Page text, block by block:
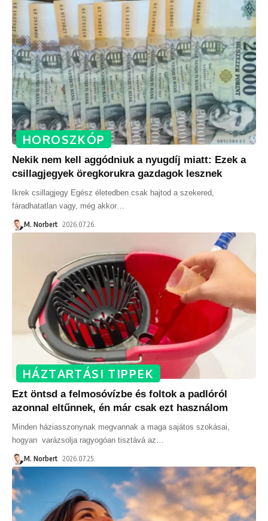
HOROSZKÓP
Nekik nem kell aggódniuk a nyugdíj miatt: Ezek a
csillagjegyek öregkorukra gazdagok lesznek
Ikrek csillagjegy Egész életedben csak hajtod a szekered,
fáradhatatlan vagy, még akkor…
M. Norbert 2026.07.26.
HÁZTARTÁSI TIPPEK
Ezt öntsd a felmosóvízbe és foltok a padlóról
azonnal eltűnnek, én már csak ezt használom
Minden háziasszonynak megvannak a maga sajátos szokásai,
hogyan varázsolja ragyogóan tisztává az
M. Norbert 2026.07.25.